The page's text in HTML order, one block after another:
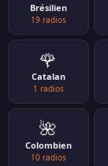
Brésilien
19 radios
🌹
Catalan
1 radios
🌺
Colombien
10 radios